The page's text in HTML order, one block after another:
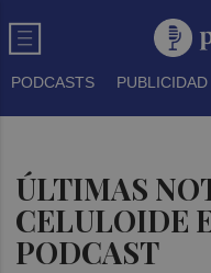
PODCASTS PUBLICIDAD
ÚLTIMAS
CELULOIDE
PODCAST